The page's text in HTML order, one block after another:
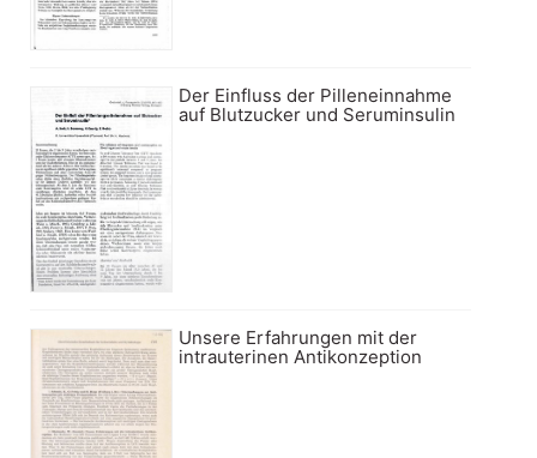
Der Einfluss der Pilleneinnahme
auf Blutzucker und Seruminsulin
Unsere Erfahrungen mit der
intrauterinen Antikonzeption